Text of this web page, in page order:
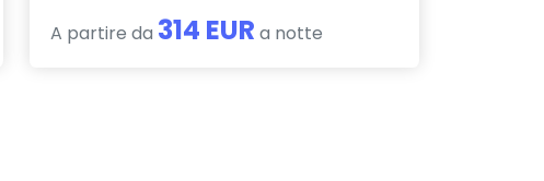
A partire da 314 EUR a notte